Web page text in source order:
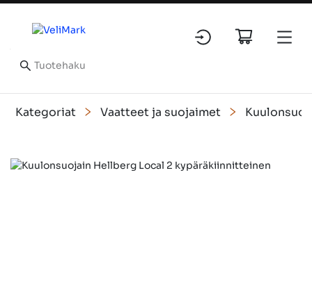
Kategoriat Vaatteet ja suojaimet
Slide 1 of 4